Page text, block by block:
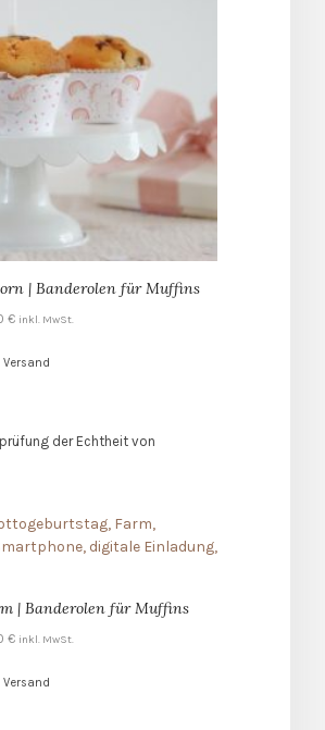
| Banderolen für Muffins
€ inkl. MwSt.
Versand
der Echtheit von
| Banderolen für Muffins
€ inkl. MwSt.